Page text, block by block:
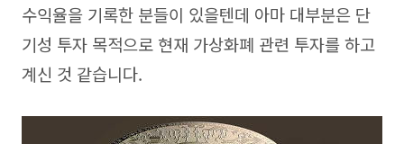
수익율을 기록한 분들이 있을텐데 아마 대부분은 단
기성 투자 목적으로 현재 가상화폐 관련 투자를 하고
계신 것 같습니다.